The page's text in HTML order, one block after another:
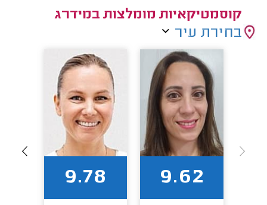
קוסמטיקאיות מומלצות במידרג
בחירת עיר
9.62
9.78